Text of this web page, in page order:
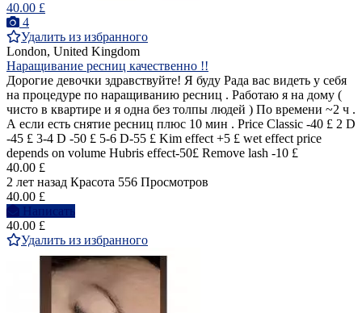
40.00 £
4
Удалить из избранного
London, United Kingdom
Наращивание ресниц качественно !!
Дорогие девочки здравствуйте! Я буду Рада вас видеть у себя
на процедуре по наращиванию ресниц . Работаю я на дому (
чисто в квартире и я одна без толпы людей ) По времени ~2 ч .
А если есть снятие ресниц плюс 10 мин . Price Classic -40 £ 2 D
-45 £ 3-4 D -50 £ 5-6 D-55 £ Kim effect +5 £ wet effect price
depends on volume Hubris effect-50£ Remove lash -10 £
40.00 £
2 лет назад Красота 556 Просмотров
40.00 £
Написать
40.00 £
Удалить из избранного